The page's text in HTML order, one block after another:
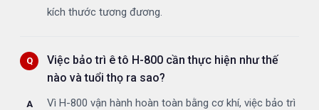
kích thước tương đương.
Việc bảo trì ê tô H-800 cần thực hiện như thế
nào và tuổi thọ ra sao?
Vì H-800 vận hành hoàn toàn bằng cơ khí, việc bảo trì